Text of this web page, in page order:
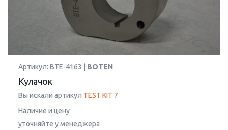
Артикул: BTE-4163 | BOTEN
Кулачок
Вы искали артикул TEST KIT 7
Наличие и цену
уточняйте у менеджера